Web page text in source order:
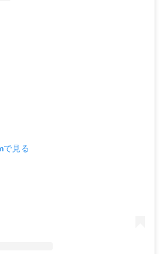
見る